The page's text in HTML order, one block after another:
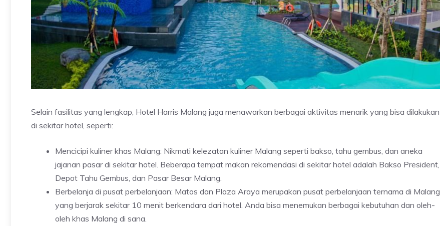
Selain fasilitas yang lengkap, Hotel Harris Malang juga menawarkan berbagai aktivitas menarik yang bisa dilakukan
di sekitar hotel, seperti:
Mencicipi kuliner khas Malang: Nikmati kelezatan kuliner Malang seperti bakso, tahu gembus, dan aneka
jajanan pasar di sekitar hotel. Beberapa tempat makan rekomendasi di sekitar hotel adalah Bakso President,
Depot Tahu Gembus, dan Pasar Besar Malang.
Berbelanja di pusat perbelanjaan: Matos dan Plaza Araya merupakan pusat perbelanjaan ternama di Malang
yang berjarak sekitar 10 menit berkendara dari hotel. Anda bisa menemukan berbagai kebutuhan dan oleh-
oleh khas Malang di sana.